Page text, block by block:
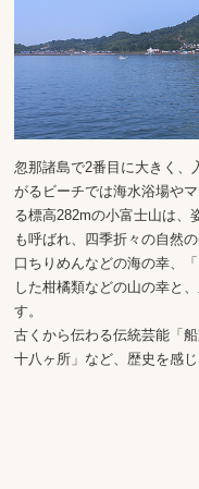
忽那諸島で2番目に大きく、
がるビーチでは海水浴場や
る標高282mの小富士山は、
も呼ばれ、四季折々の自然
口ちりめんなどの海の幸、
した柑橘類などの山の幸と
す。
古くから伝わる伝統芸能「
十八ヶ所」など、歴史を感